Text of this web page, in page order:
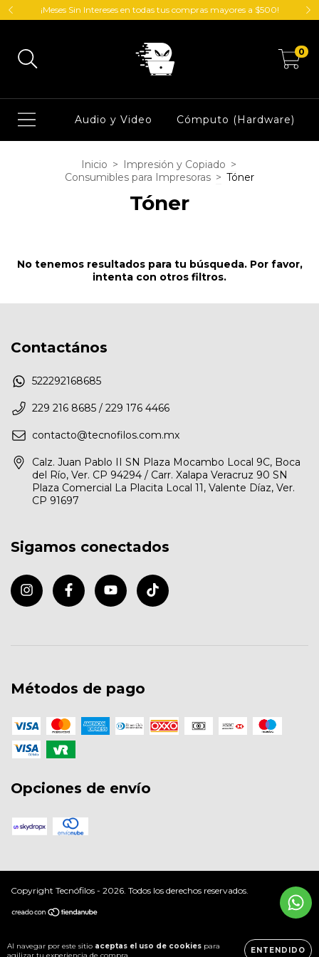
¡Meses Sin Intereses en todas tus compras mayores a $500!
0
Audio y Video Cómputo (Hardware)
Al navegar por este sitio aceptas el uso de cookies para
agilizar tu experiencia de compra.
ENTENDIDO
Inicio > Impresión y Copiado >
Consumibles para Impresoras > Tóner
Tóner
No tenemos resultados para tu búsqueda. Por favor,
intenta con otros filtros.
Contactános
522292168685
229 216 8685 / 229 176 4466
contacto@tecnofilos.com.mx
Calz. Juan Pablo II SN Plaza Mocambo Local 9C, Boca
del Río, Ver. CP 94294 / Carr. Xalapa Veracruz 90 SN
Plaza Comercial La Placita Local 11, Valente Díaz, Ver.
CP 91697
Sigamos conectados
Métodos de pago
Opciones de envío
Copyright Tecnófilos - 2026. Todos los derechos reservados.